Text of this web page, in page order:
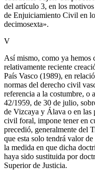
del artículo 3, en los
de Enjuiciamiento Civil en
decimosexta».
V
Así mismo, como ya hemos
relativamente reciente
País Vasco (1989), en
normas del derecho civil
referencia a la costumbre, o
42/1959, de 30 de julio,
de Vizcaya y Álava o en las
civil foral, impone tener en
precedió, generalmente del
que esta solo tendrá valor
la medida en que dicha
haya sido sustituida por
Superior de Justicia.